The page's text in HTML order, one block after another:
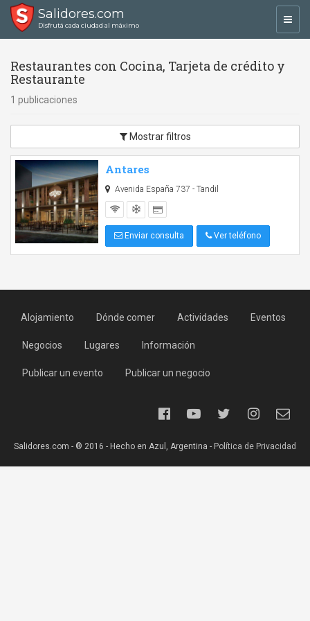
Salidores.com
Disfrutá cada ciudad al máximo
Restaurantes con Cocina, Tarjeta de crédito y
Restaurante
1 publicaciones
Mostrar filtros
Antares
Avenida España 737 - Tandil
Enviar consulta Ver teléfono
Alojamiento Dónde comer Actividades Eventos
Negocios Lugares Información
Publicar un evento Publicar un negocio
Salidores.com - ® 2016 - Hecho en Azul, Argentina - Política de Privacidad